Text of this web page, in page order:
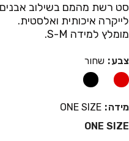
סט רשת מהמם בשילוב אבנים
לייקרה איכותית ואלסטית.
מומלץ למידה S-M.
צבע שחור
מידה
ONE SIZE
ONE SIZE